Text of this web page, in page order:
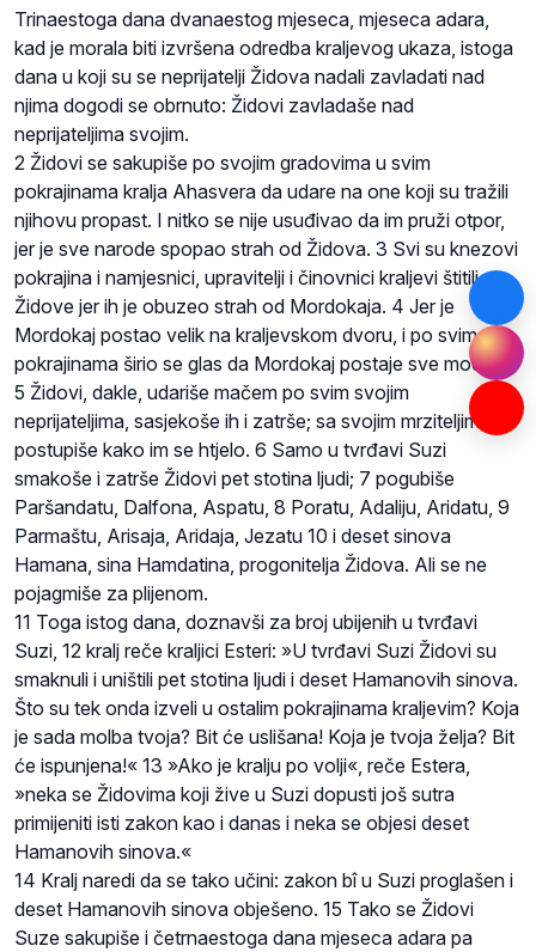
Trinaestoga dana dvanaestog mjeseca, mjeseca adara,
kad je morala biti izvršena odredba kraljevog ukaza, istoga
dana u koji su se neprijatelji Židova nadali zavladati nad
njima dogodi se obrnuto: Židovi zavladaše nad
neprijateljima svojim.
2 Židovi se sakupiše po svojim gradovima u svim
pokrajinama kralja Ahasvera da udare na one koji su tražili
njihovu propast. I nitko se nije usuđivao da im pruži otpor,
jer je sve narode spopao strah od Židova. 3 Svi su knezovi
pokrajina i namjesnici, upravitelji i činovnici kraljevi štitili
Židove jer ih je obuzeo strah od Mordokaja. 4 Jer je
Mordokaj postao velik na kraljevskom dvoru, i po svim
pokrajinama širio se glas da Mordokaj postaje sve moćniji.
5 Židovi, dakle, udariše mačem po svim svojim
neprijateljima, sasjekoše ih i zatrše; sa svojim mrziteljima
postupiše kako im se htjelo. 6 Samo u tvrđavi Suzi
smakoše i zatrše Židovi pet stotina ljudi; 7 pogubiše
Paršandatu, Dalfona, Aspatu, 8 Poratu, Adaliju, Aridatu, 9
Parmaštu, Arisaja, Aridaja, Jezatu 10 i deset sinova
Hamana, sina Hamdatina, progonitelja Židova. Ali se ne
pojagmiše za plijenom.
11 Toga istog dana, doznavši za broj ubijenih u tvrđavi
Suzi, 12 kralj reče kraljici Esteri: »U tvrđavi Suzi Židovi su
smaknuli i uništili pet stotina ljudi i deset Hamanovih sinova.
Što su tek onda izveli u ostalim pokrajinama kraljevim? Koja
je sada molba tvoja? Bit će uslišana! Koja je tvoja želja? Bit
će ispunjena!« 13 »Ako je kralju po volji«, reče Estera,
»neka se Židovima koji žive u Suzi dopusti još sutra
primijeniti isti zakon kao i danas i neka se objesi deset
Hamanovih sinova.«
14 Kralj naredi da se tako učini: zakon bî u Suzi proglašen i
deset Hamanovih sinova obješeno. 15 Tako se Židovi
Suze sakupiše i četrnaestoga dana mjeseca adara pa